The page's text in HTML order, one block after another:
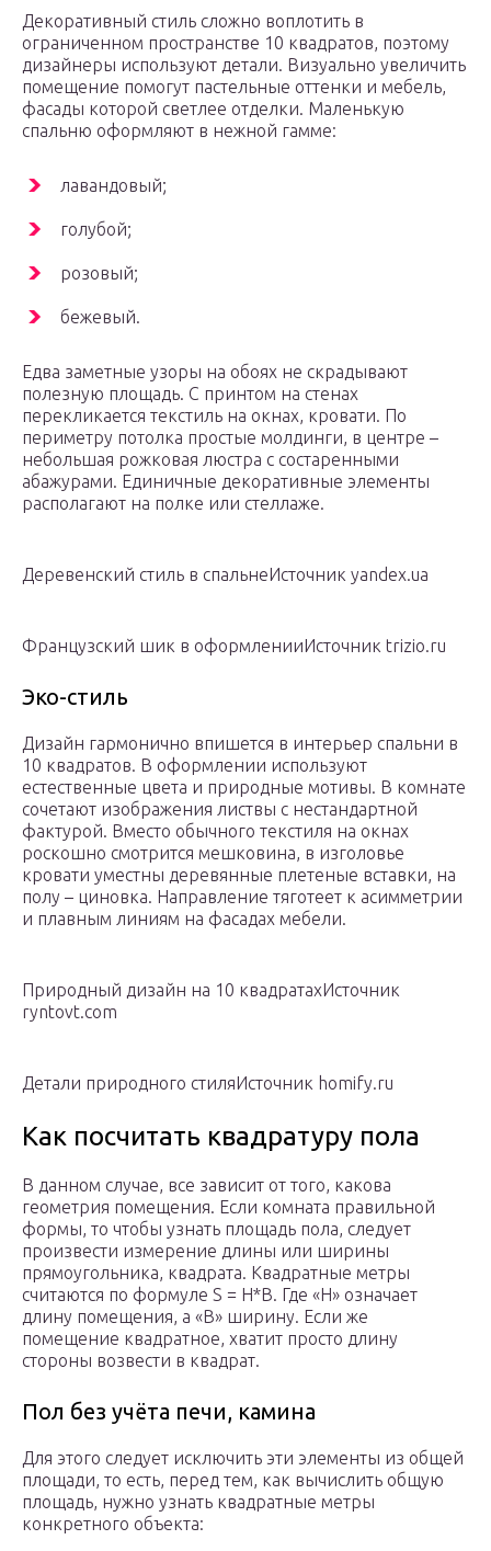
Декоративный стиль сложно воплотить в
ограниченном пространстве 10 квадратов, поэтому
дизайнеры используют детали. Визуально увеличить
помещение помогут пастельные оттенки и мебель,
фасады которой светлее отделки. Маленькую
спальню оформляют в нежной гамме:
лавандовый;
голубой;
розовый;
бежевый.
Едва заметные узоры на обоях не скрадывают
полезную площадь. С принтом на стенах
перекликается текстиль на окнах, кровати. По
периметру потолка простые молдинги, в центре –
небольшая рожковая люстра с состаренными
абажурами. Единичные декоративные элементы
располагают на полке или стеллаже.
Деревенский стиль в спальнеИсточник yandex.ua
Французский шик в оформленииИсточник trizio.ru
Эко-стиль
Дизайн гармонично впишется в интерьер спальни в
10 квадратов. В оформлении используют
естественные цвета и природные мотивы. В комнате
сочетают изображения листвы с нестандартной
фактурой. Вместо обычного текстиля на окнах
роскошно смотрится мешковина, в изголовье
кровати уместны деревянные плетеные вставки, на
полу – циновка. Направление тяготеет к асимметрии
и плавным линиям на фасадах мебели.
Природный дизайн на 10 квадратахИсточник
ryntovt.com
Детали природного стиляИсточник homify.ru
Как посчитать квадратуру пола
В данном случае, все зависит от того, какова
геометрия помещения. Если комната правильной
формы, то чтобы узнать площадь пола, следует
произвести измерение длины или ширины
прямоугольника, квадрата. Квадратные метры
считаются по формуле S = H*B. Где «H» означает
длину помещения, а «B» ширину. Если же
помещение квадратное, хватит просто длину
стороны возвести в квадрат.
Пол без учёта печи, камина
Для этого следует исключить эти элементы из общей
площади, то есть, перед тем, как вычислить общую
площадь, нужно узнать квадратные метры
конкретного объекта: